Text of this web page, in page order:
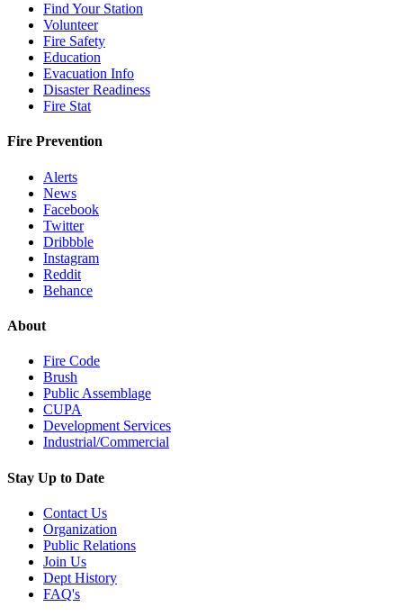
Find Your Station
Volunteer
Fire Safety
Education
Evacuation Info
Disaster Readiness
Fire Stat
Fire Prevention
Alerts
News
Facebook
Twitter
Dribbble
Instagram
Reddit
Behance
About
Fire Code
Brush
Public Assemblage
CUPA
Development Services
Industrial/Commercial
Stay Up to Date
Contact Us
Organization
Public Relations
Join Us
Dept History
FAQ's